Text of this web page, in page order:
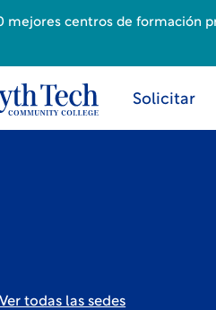
Solicitar
Ver todas las sedes
mejores centros de formación